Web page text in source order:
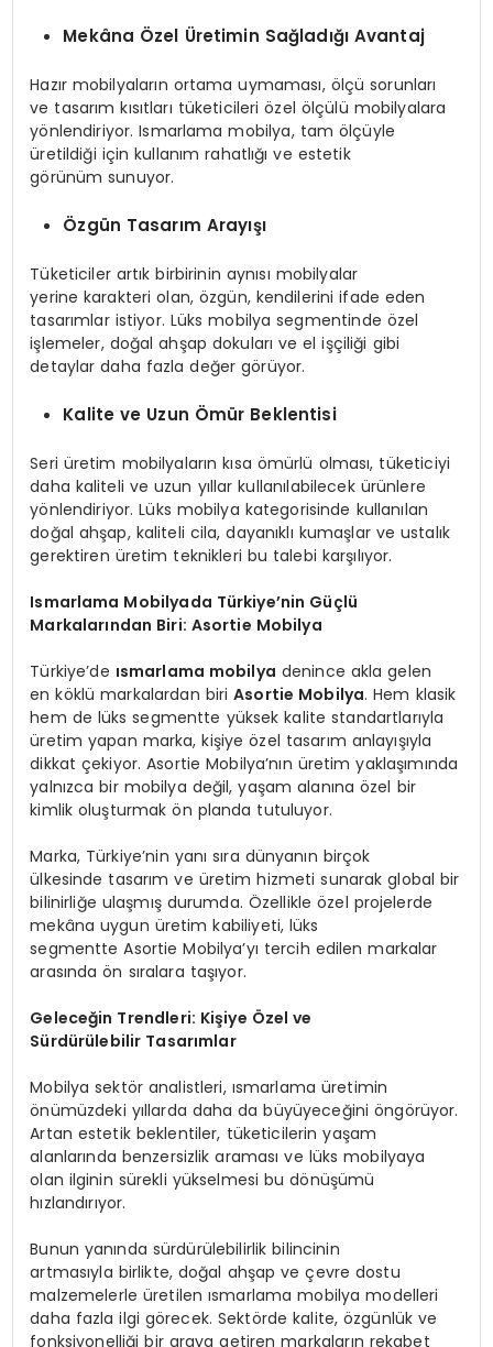
Mekâna Özel Üretimin Sağladığı Avantaj
Hazır mobilyaların ortama uymaması, ölçü sorunları
ve tasarım kısıtları tüketicileri özel ölçülü mobilyalara
yönlendiriyor. Ismarlama mobilya, tam ölçüyle
üretildiği için kullanım rahatlığı ve estetik
görünüm sunuyor.
Özgün Tasarım Arayışı
Tüketiciler artık birbirinin aynısı mobilyalar
yerine karakteri olan, özgün, kendilerini ifade eden
tasarımlar istiyor. Lüks mobilya segmentinde özel
işlemeler, doğal ahşap dokuları ve el işçiliği gibi
detaylar daha fazla değer görüyor.
Kalite ve Uzun Ömür Beklentisi
Seri üretim mobilyaların kısa ömürlü olması, tüketiciyi
daha kaliteli ve uzun yıllar kullanılabilecek ürünlere
yönlendiriyor. Lüks mobilya kategorisinde kullanılan
doğal ahşap, kaliteli cila, dayanıklı kumaşlar ve ustalık
gerektiren üretim teknikleri bu talebi karşılıyor.
Ismarlama Mobilyada Türkiye’nin Güçlü
Markalarından Biri: Asortie Mobilya
Türkiye’de ısmarlama mobilya denince akla gelen
en köklü markalardan biriAsortie Mobilya. Hem klasik
hem de lüks segmentte yüksek kalite standartlarıyla
üretim yapan marka, kişiye özel tasarım anlayışıyla
dikkat çekiyor. Asortie Mobilya’nın üretim yaklaşımında
yalnızca bir mobilya değil, yaşam alanına özel bir
kimlik oluşturmak ön planda tutuluyor.
Marka, Türkiye’nin yanı sıra dünyanın birçok
ülkesinde tasarım ve üretim hizmeti sunarak global bir
bilinirliğe ulaşmış durumda. Özellikle özel projelerde
mekâna uygun üretim kabiliyeti, lüks
segmentte Asortie Mobilya’yı tercih edilen markalar
arasında ön sıralara taşıyor.
Geleceğin Trendleri: Kişiye Özel ve
Sürdürülebilir Tasarımlar
Mobilya sektör analistleri, ısmarlama üretimin
önümüzdeki yıllarda daha da büyüyeceğini öngörüyor.
Artan estetik beklentiler, tüketicilerin yaşam
alanlarında benzersizlik araması ve lüks mobilyaya
olan ilginin sürekli yükselmesi bu dönüşümü
hızlandırıyor.
Bunun yanında sürdürülebilirlik bilincinin
artmasıyla birlikte, doğal ahşap ve çevre dostu
malzemelerle üretilen ısmarlama mobilya modelleri
daha fazla ilgi görecek. Sektörde kalite, özgünlük ve
fonksiyonelliği bir araya getiren markaların rekabet